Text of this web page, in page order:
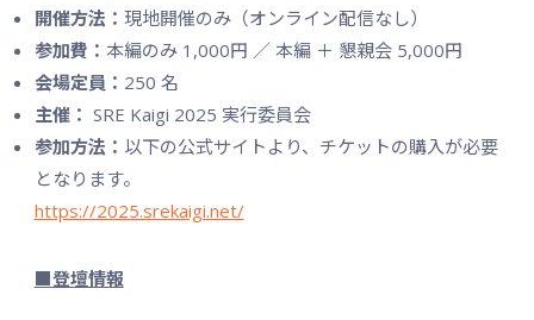
開催方法： 現地開催のみ（オンライン配信なし）
参加費： 本編のみ 1,000円 ／ 本編 ＋ 懇親会 5,000円
会場定員： 250 名
主催： SRE Kaigi 2025 実行委員会
参加方法： 以下の公式サイトより、チケットの購入が必要
となります。
https://2025.srekaigi.net/
■登壇情報